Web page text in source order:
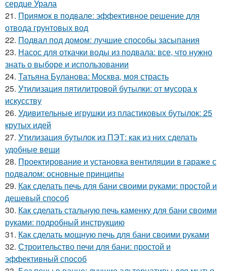
сердце Урала
21. Приямок в подвале: эффективное решение для
отвода грунтовых вод
22. Подвал под домом: лучшие способы засыпания
23. Насос для откачки воды из подвала: все, что нужно
знать о выборе и использовании
24. Татьяна Буланова: Москва, моя страсть
25. Утилизация пятилитровой бутылки: от мусора к
искусству
26. Удивительные игрушки из пластиковых бутылок: 25
крутых идей
27. Утилизация бутылок из ПЭТ: как из них сделать
удобные вещи
28. Проектирование и установка вентиляции в гараже с
подвалом: основные принципы
29. Как сделать печь для бани своими руками: простой и
дешевый способ
30. Как сделать стальную печь каменку для бани своими
руками: подробный инструкцию
31. Как сделать мощную печь для бани своими руками
32. Строительство печи для бани: простой и
эффективный способ